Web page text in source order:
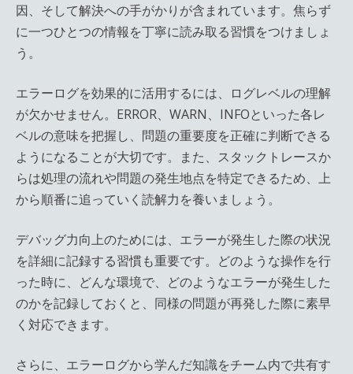
因、そして解決への手がかりが含まれています。焦らず
に一つひとつの情報を丁寧に読み取る習慣をつけましょ
う。
エラーログを効果的に活用するには、ログレベルの理解
が欠かせません。ERROR、WARN、INFOといった各レ
ベルの意味を把握し、問題の重要度を正確に判断できる
ようになることが大切です。また、スタックトレースか
らは処理の流れや問題の発生地点を特定できるため、上
から順番に追っていく読解力を養いましょう。
デバッグ力向上のためには、エラーが発生した際の状況
を詳細に記録する習慣も重要です。どのような操作を行
った時に、どんな環境で、どのようなエラーが発生した
のかを記録しておくと、同様の問題が再発した際に素早
く対応できます。
さらに、エラーログから学んだ知識をチーム内で共有す